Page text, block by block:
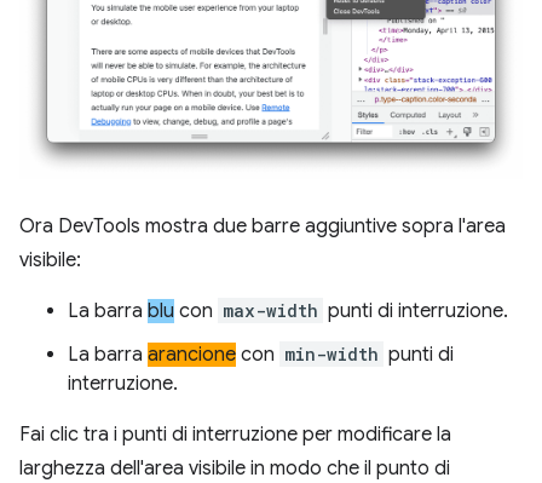
Ora DevTools mostra due barre aggiuntive sopra l'area
visibile:
La barra blu con max-width punti di interruzione.
La barra arancione con min-width punti di
interruzione.
Fai clic tra i punti di interruzione per modificare la
larghezza dell'area visibile in modo che il punto di